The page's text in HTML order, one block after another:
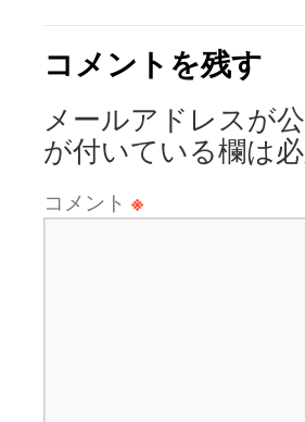
コメントを残す
メールアドレスが
が付いている欄は
コメント ※